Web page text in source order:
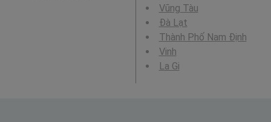
Vũng Tàu
Ðà Lạt
Thành Phố Nam Định
Vinh
La Gi